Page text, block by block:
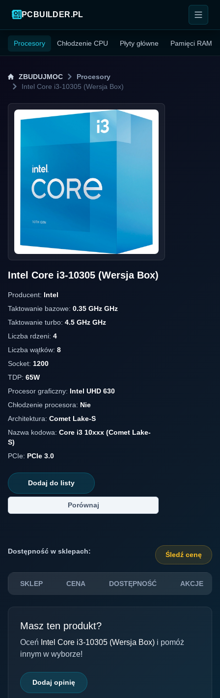
PCBUILDER.PL
Procesory Chłodzenie CPU Płyty główne Pamięci RAM
ZBUDUJMOC
Procesory
Intel Core i3-10305 (Wersja Box)
Intel Core i3-10305 (Wersja Box)
Producent: Intel
Taktowanie bazowe: 0.35 GHz GHz
Taktowanie turbo: 4.5 GHz GHz
Liczba rdzeni: 4
Liczba wątków: 8
Socket: 1200
TDP: 65W
Procesor graficzny: Intel UHD 630
Chłodzenie procesora: Nie
Architektura: Comet Lake-S
Nazwa kodowa: Core i3 10xxx (Comet Lake-
S)
PCIe: PCIe 3.0
Dodaj do listy
Porównaj
Dostępność w sklepach: Śledź cenę
SKLEP CENA DOSTĘPNOŚĆ AKCJE
Masz ten produkt?
Oceń Intel Core i3-10305 (Wersja Box) i pomóż
innym w wyborze!
Dodaj opinię